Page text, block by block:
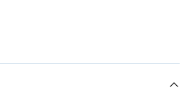
smartphone. Reconnu
sûr pour une clientèle